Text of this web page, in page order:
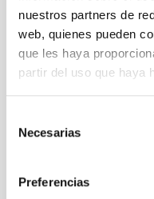
nuestros partners de
web, quienes pueden
que les haya
partir del uso que haya
Necesarias
Preferencias